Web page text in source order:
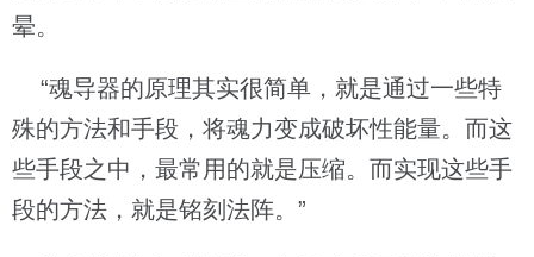
晕。
“魂导器的原理其实很简单，就是通过一些特
殊的方法和手段，将魂力变成破坏性能量。而这
些手段之中，最常用的就是压缩。而实现这些手
段的方法，就是铭刻法阵。”